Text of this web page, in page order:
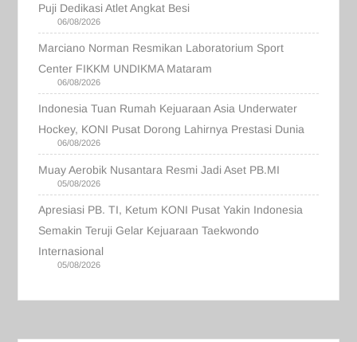
Puji Dedikasi Atlet Angkat Besi
06/08/2026
Marciano Norman Resmikan Laboratorium Sport
Center FIKKM UNDIKMA Mataram
06/08/2026
Indonesia Tuan Rumah Kejuaraan Asia Underwater
Hockey, KONI Pusat Dorong Lahirnya Prestasi Dunia
06/08/2026
Muay Aerobik Nusantara Resmi Jadi Aset PB.MI
05/08/2026
Apresiasi PB. TI, Ketum KONI Pusat Yakin Indonesia
Semakin Teruji Gelar Kejuaraan Taekwondo
Internasional
05/08/2026